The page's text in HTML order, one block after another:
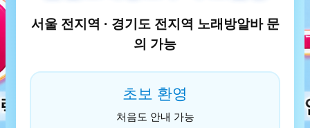
서울 전지역 · 경기도 전지역 노래방알바 문
의 가능
초보 환영
처음도 안내 가능